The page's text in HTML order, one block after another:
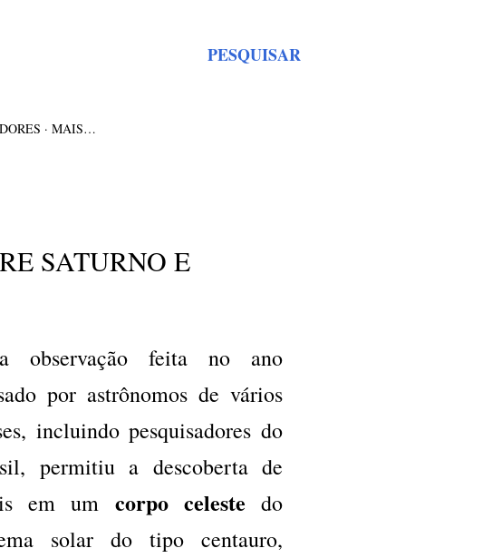
PESQUISAR
MAIS…
SATURNO E
observação feita no ano
por astrônomos de vários
incluindo pesquisadores do
permitiu a descoberta de
em um corpo celeste do
solar do tipo centauro,